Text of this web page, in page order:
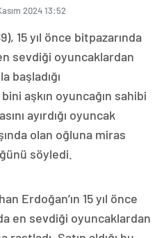
2024 13:52
15 yıl önce bitpazarında
sevdiği oyuncaklardan
başladığı
aşkın oyuncağın sahibi
ayırdığı oyuncak
olan oğluna miras
söyledi.
Erdoğan’ın 15 yıl önce
en sevdiği oyuncaklardan